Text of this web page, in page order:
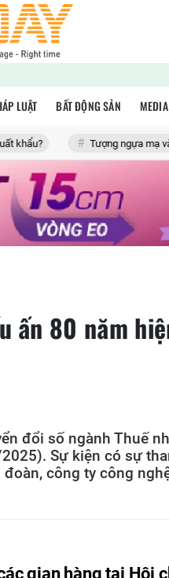
LUẬT BẤT ĐỘNG SẢN MEDIA
Tượng ngựa mạ vàng giá hàng
ấn 80 năm
đổi số ngành Thuế
Sự kiện có sự
công ty công
gian hàng tại Hội